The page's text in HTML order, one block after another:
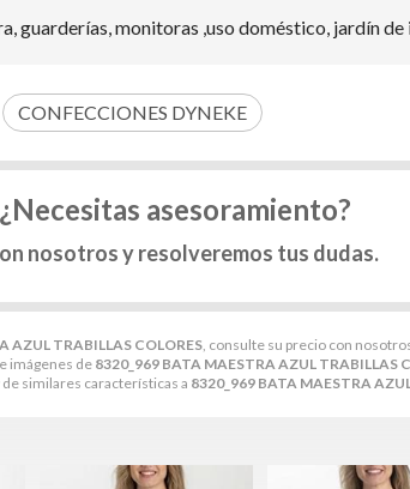
AZUL TRABILLAS COLORES, consulte su precio con
imágenes de8320_969 BATA MAESTRA AZUL TRABILLAS
similares características a 8320_969 BATA MAESTRA
guarderías, monitoras ,uso doméstico, jardín
CONFECCIONES DYNEKE
asesoramiento?
nosotros y resolveremos tus dudas.